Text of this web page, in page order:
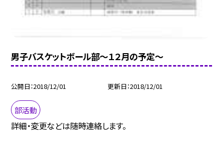
男子バスケットボール部〜１２月の予定〜
公開日 2018/12/01 更新日 2018/12/01
部活動
詳細・変更などは随時連絡します。